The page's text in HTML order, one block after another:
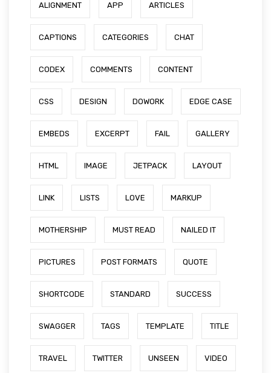
ALIGNMENT APP ARTICLES
CAPTIONS CATEGORIES CHAT
CODEX COMMENTS CONTENT
CSS DESIGN DOWORK EDGE CASE
EMBEDS EXCERPT FAIL GALLERY
HTML IMAGE JETPACK LAYOUT
LINK LISTS LOVE MARKUP
MOTHERSHIP MUST READ NAILED IT
PICTURES POST FORMATS QUOTE
SHORTCODE STANDARD SUCCESS
SWAGGER TAGS TEMPLATE TITLE
TRAVEL TWITTER UNSEEN VIDEO